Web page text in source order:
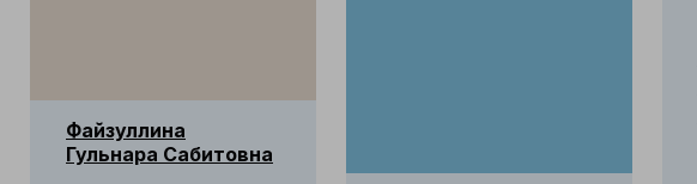
Файзуллина
Гульнара Сабитовна